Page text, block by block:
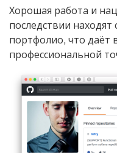
Хорошая работа и
последствии
портфолио, что даёт
профессиональной